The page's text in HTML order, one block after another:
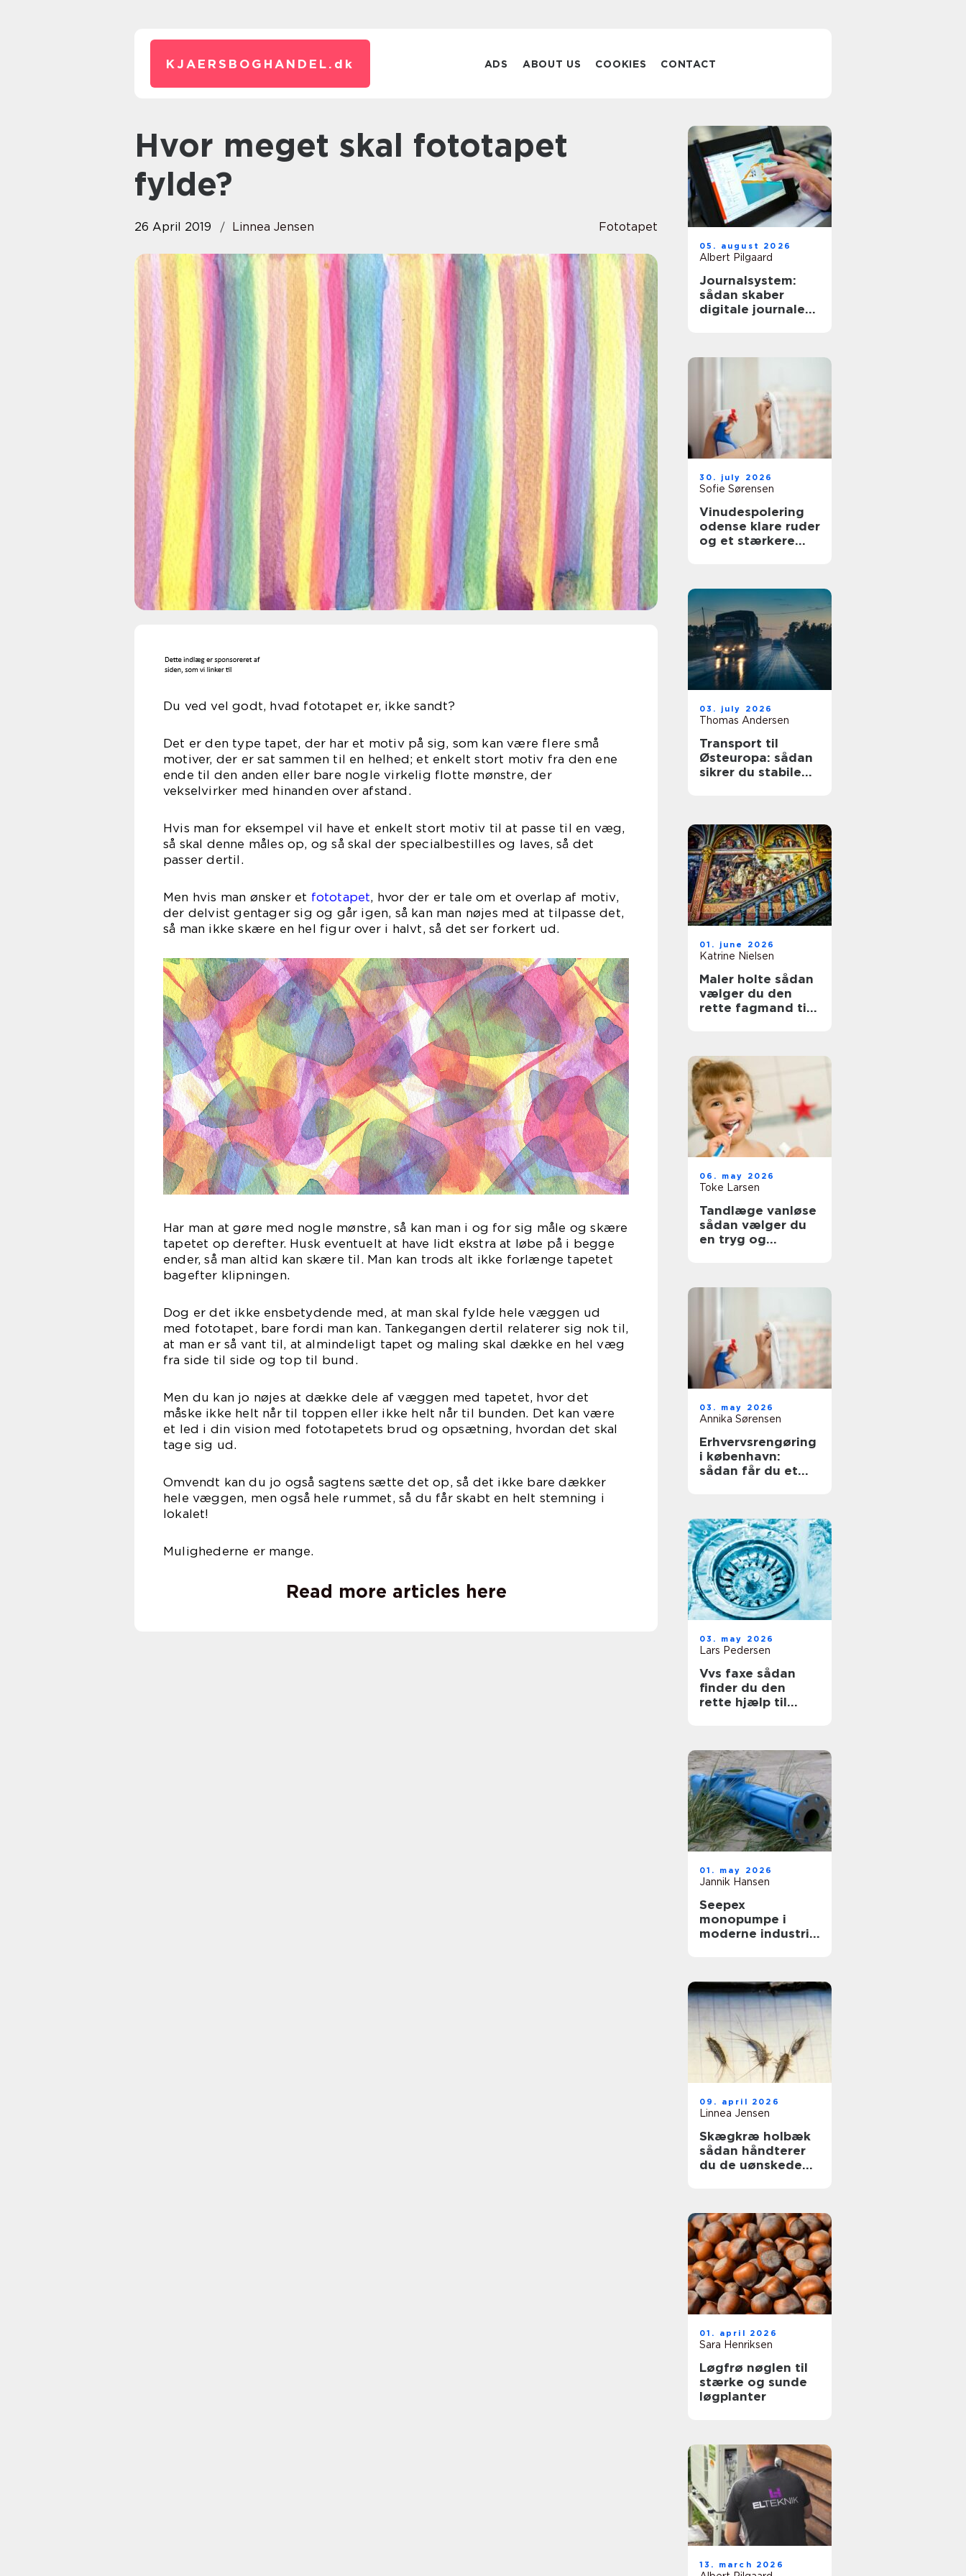
KJAERSBOGHANDEL. dk ADS ABOUT US COOKIES CONTACT
Hvor meget skal fototapet
fylde?
26 April 2019 Linnea Jensen Fototapet
Du ved vel godt, hvad fototapet er, ikke sandt?
Det er den type tapet, der har et motiv på sig, som kan være flere små
motiver, der er sat sammen til en helhed; et enkelt stort motiv fra den ene
ende til den anden eller bare nogle virkelig flotte mønstre, der
vekselvirker med hinanden over afstand.
Hvis man for eksempel vil have et enkelt stort motiv til at passe til en væg,
så skal denne måles op, og så skal der specialbestilles og laves, så det
passer dertil.
Men hvis man ønsker et fototapet, hvor der er tale om et overlap af motiv,
der delvist gentager sig og går igen, så kan man nøjes med at tilpasse det,
så man ikke skære en hel figur over i halvt, så det ser forkert ud.
Har man at gøre med nogle mønstre, så kan man i og for sig måle og skære
tapetet op derefter. Husk eventuelt at have lidt ekstra at løbe på i begge
ender, så man altid kan skære til. Man kan trods alt ikke forlænge tapetet
bagefter klipningen.
Dog er det ikke ensbetydende med, at man skal fylde hele væggen ud
med fototapet, bare fordi man kan. Tankegangen dertil relaterer sig nok til,
at man er så vant til, at almindeligt tapet og maling skal dække en hel væg
fra side til side og top til bund.
Men du kan jo nøjes at dække dele af væggen med tapetet, hvor det
måske ikke helt når til toppen eller ikke helt når til bunden. Det kan være
et led i din vision med fototapetets brud og opsætning, hvordan det skal
tage sig ud.
Omvendt kan du jo også sagtens sætte det op, så det ikke bare dækker
hele væggen, men også hele rummet, så du får skabt en helt stemning i
lokalet!
Mulighederne er mange.
Read more articles here
05. august 2026
Albert Pilgaard
Journalsystem:
sådan skaber
digitale journaler
30. july 2026
Sofie Sørensen
Vinudespolering
odense klare ruder
og et stærkere
03. july 2026
Thomas Andersen
Transport til
Østeuropa: sådan
sikrer du stabile
01. june 2026
Katrine Nielsen
Maler holte sådan
vælger du den
rette fagmand til
06. may 2026
Toke Larsen
Tandlæge vanløse
sådan vælger du
en tryg og
03. may 2026
Annika Sørensen
Erhvervsrengøring
i københavn:
sådan får du et
03. may 2026
Lars Pedersen
Vvs faxe sådan
finder du den
rette hjælp til
01. may 2026
Jannik Hansen
Seepex
monopumpe i
moderne industri:
09. april 2026
Linnea Jensen
Skægkræ holbæk
sådan håndterer
du de uønskede
01. april 2026
Sara Henriksen
Løgfrø nøglen til
stærke og sunde
løgplanter
13. march 2026